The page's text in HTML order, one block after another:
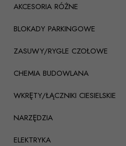
AKCESORIA RÓŻNE
BLOKADY PARKINGOWE
ZASUWY/RYGLE CZOŁOWE
CHEMIA BUDOWLANA
WKRĘTY/ŁĄCZNIKI CIESIELSKIE
NARZĘDZIA
ELEKTRYKA